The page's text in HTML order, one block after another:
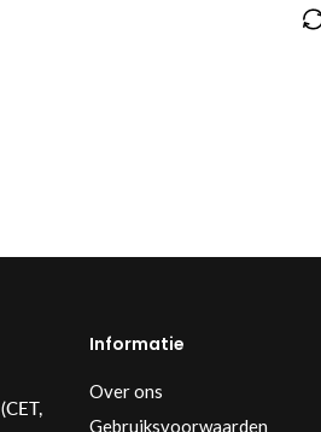
(CET,
Informatie
Over ons
Gebruiksvoorwaarden